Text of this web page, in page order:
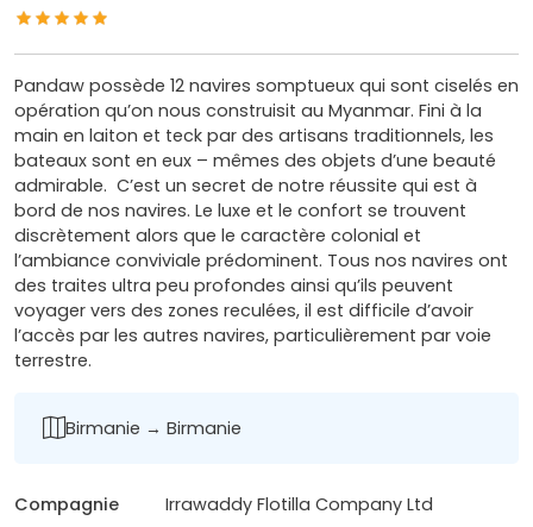
Pandaw possède 12 navires somptueux qui sont ciselés en
opération qu’on nous construisit au Myanmar. Fini à la
main en laiton et teck par des artisans traditionnels, les
bateaux sont en eux – mêmes des objets d’une beauté
admirable. C’est un secret de notre réussite qui est à
bord de nos navires. Le luxe et le confort se trouvent
discrètement alors que le caractère colonial et
l’ambiance conviviale prédominent. Tous nos navires ont
des traites ultra peu profondes ainsi qu’ils peuvent
voyager vers des zones reculées, il est difficile d’avoir
l’accès par les autres navires, particulièrement par voie
terrestre.
Birmanie → Birmanie
Compagnie Irrawaddy Flotilla Company Ltd